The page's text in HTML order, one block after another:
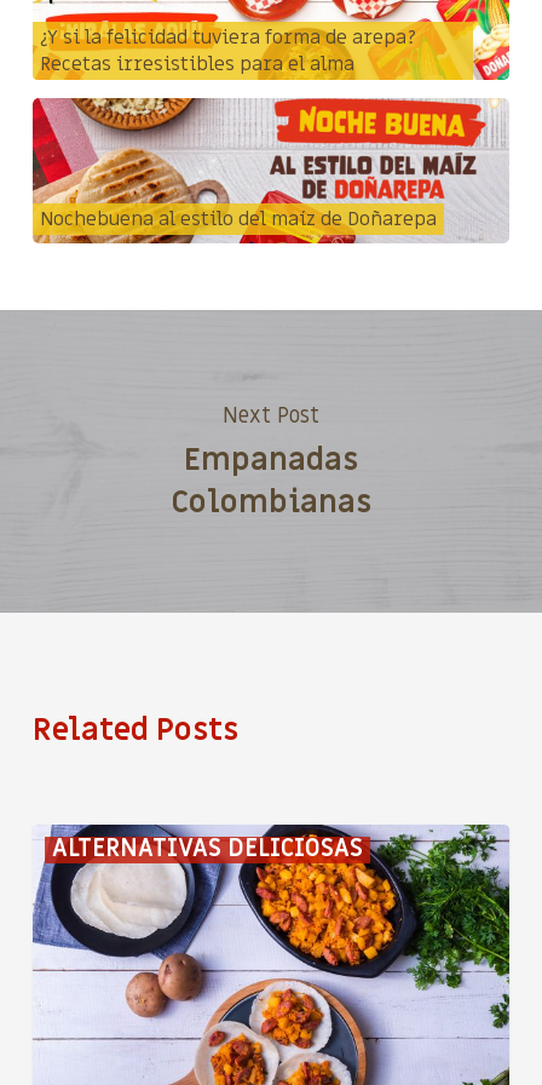
¿Y si la felicidad tuviera forma de arepa?
Recetas irresistibles para el alma
Nochebuena al estilo del maíz de Doñarepa
Next Post
Empanadas
Colombianas
Related Posts
ALTERNATIVAS DELICIOSAS
Tortillas
con
picadillo